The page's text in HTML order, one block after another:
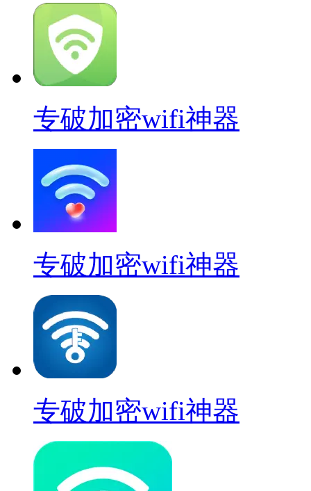
专破加密wifi神器
专破加密wifi神器
专破加密wifi神器